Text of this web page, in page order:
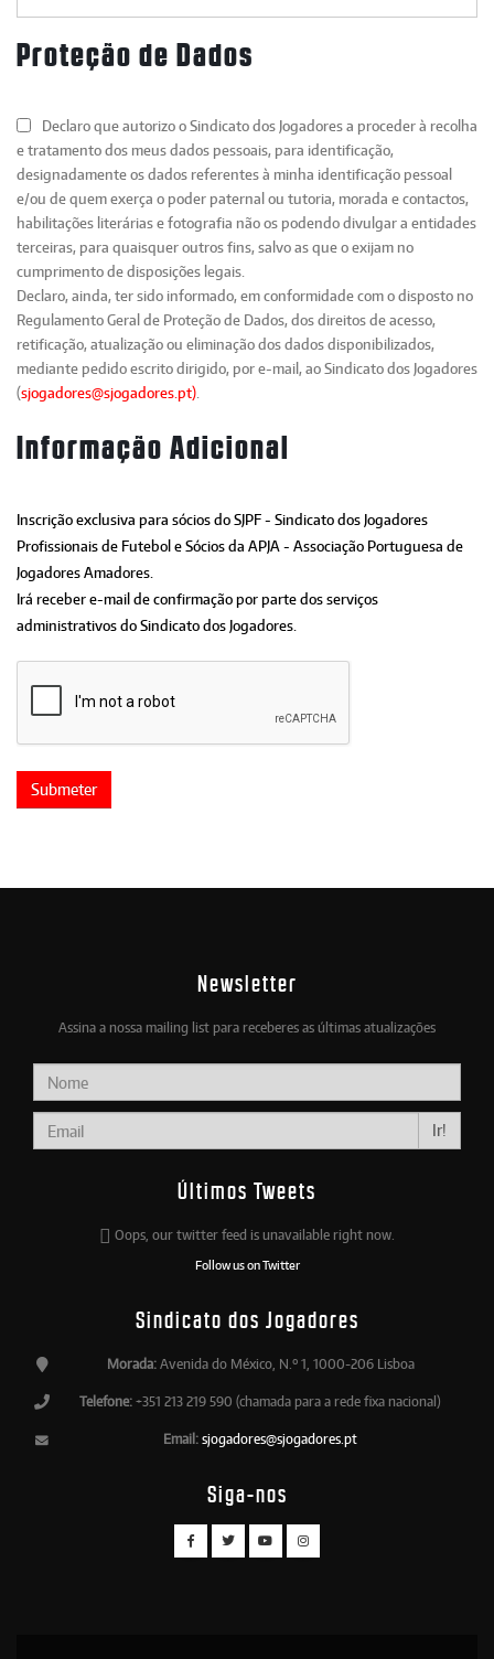
Proteção de Dados
Declaro que autorizo o Sindicato dos Jogadores a proceder à recolha
e tratamento dos meus dados pessoais, para identificação,
designadamente os dados referentes à minha identificação pessoal
e/ou de quem exerça o poder paternal ou tutoria, morada e contactos,
habilitações literárias e fotografia não os podendo divulgar a entidades
terceiras, para quaisquer outros fins, salvo as que o exijam no
cumprimento de disposições legais.
Declaro, ainda, ter sido informado, em conformidade com o disposto no
Regulamento Geral de Proteção de Dados, dos direitos de acesso,
retificação, atualização ou eliminação dos dados disponibilizados,
mediante pedido escrito dirigido, por e-mail, ao Sindicato dos Jogadores
(sjogadores@sjogadores.pt)
Informação Adicional
Inscrição exclusiva para sócios do SJPF - Sindicato dos Jogadores
Profissionais de Futebol e Sócios da APJA - Associação Portuguesa de
Jogadores Amadores.
Irá receber e-mail de confirmação por parte dos serviços
administrativos do Sindicato dos Jogadores.
Newsletter
Assina a nossa mailing list para receberes as últimas atualizações
Ir!
Últimos Tweets
Oops, our twitter feed is unavailable right now.
Follow us on Twitter
Sindicato dos Jogadores
Morada:Avenida do México, N.º 1, 1000-206 Lisboa
Telefone: +351 213 219 590 (chamada para a rede fixa nacional)
Email: sjogadores@sjogadores.pt
Siga-nos